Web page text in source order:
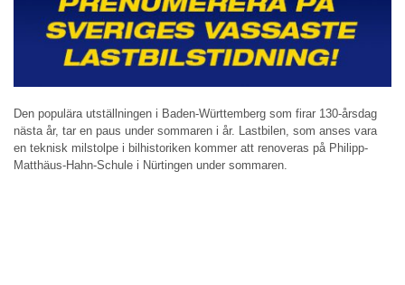
Den populära utställningen i Baden-Württemberg som firar 130-årsdag
nästa år, tar en paus under sommaren i år. Lastbilen, som anses vara
en teknisk milstolpe i bilhistoriken kommer att renoveras på Philipp-
Matthäus-Hahn-Schule i Nürtingen under sommaren.